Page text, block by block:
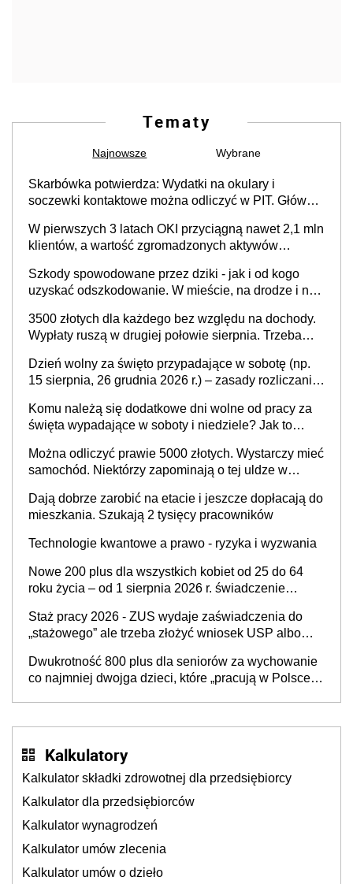
Tematy
Najnowsze Wybrane
Skarbówka potwierdza: Wydatki na okulary i
soczewki kontaktowe można odliczyć w PIT. Główny
Częściowe dofinansowanie (np. z zfśs) pomniejsza
odliczenie
W pierwszych 3 latach OKI przyciągną nawet 2,1 mln
klientów, a wartość zgromadzonych aktywów
Szkody spowodowane przez dziki - jak i od kogo
uzyskać odszkodowanie. W mieście, na drodze i na
3500 złotych dla każdego bez względu na dochody.
Wypłaty ruszą w drugiej połowie sierpnia. Trzeba
Dzień wolny za święto przypadające w sobotę (np.
15 sierpnia, 26 grudnia 2026 r.) – zasady rozliczania
i administracja publiczna), najczęstsze pytania
Komu należą się dodatkowe dni wolne od pracy za
święta wypadające w soboty i niedziele? Jak to
Można odliczyć prawie 5000 złotych. Wystarczy mieć
samochód. Niektórzy zapominają o tej uldze w
Dają dobrze zarobić na etacie i jeszcze dopłacają do
mieszkania. Szukają 2 tysięcy pracowników
Technologie kwantowe a prawo - ryzyka i wyzwania
Nowe 200 plus dla wszystkich kobiet od 25 do 64
roku życia – od 1 sierpnia 2026 r. świadczenie
Staż pracy 2026 - ZUS wydaje zaświadczenia do
„stażowego” ale trzeba złożyć wniosek USP albo
zaświadczenie z ZUS?
Dwukrotność 800 plus dla seniorów za wychowanie
co najmniej dwojga dzieci, które „pracują w Polsce i
Kalkulatory
Kalkulator składki zdrowotnej dla przedsiębiorcy
Kalkulator dla przedsiębiorców
Kalkulator wynagrodzeń
Kalkulator umów zlecenia
Kalkulator umów o dzieło